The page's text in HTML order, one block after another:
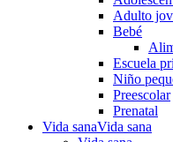
Adulto
Bebé
Escuela
Niño
Preescolar
Prenatal
Vida sanaVida sana